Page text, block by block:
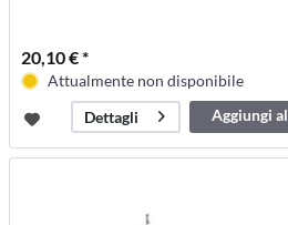
20,10 € *
Attualmente non disponibile
Dettagli
Aggiungi al
carrello